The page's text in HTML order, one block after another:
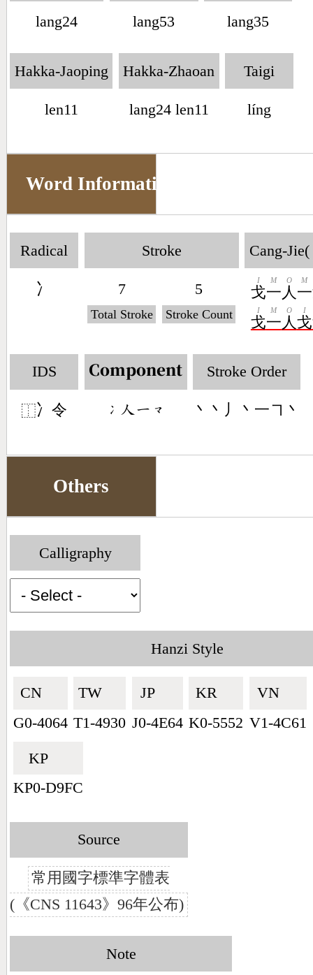
lang24 lang53 lang35
Hakka-Jaoping
len11
Hakka-Zhaoan
lang24 len11
Taigi
líng
Word Information
Radical
冫
Stroke
7
Total Stroke
5
Stroke Count
Cang-Jie(
戈
I
一
M
人
O
一
M
戈
I
一
M
人
O
戈
I
IDS
⿰冫令
Component
󶁄󶀬󶀀󶁘
Stroke Order
丶丶丿丶一㇕丶
Others
Calligraphy
Hanzi Style
CN🇨🇳
G0-4064
TW🇹🇼
T1-4930
JP🇯🇵
J0-4E64
KR🇰🇷
K0-5552
VN🇻🇳
V1-4C61
KP🇰🇵
KP0-D9FC
Source
常用國字標準字體表
(《CNS 11643》96年公布)
Note